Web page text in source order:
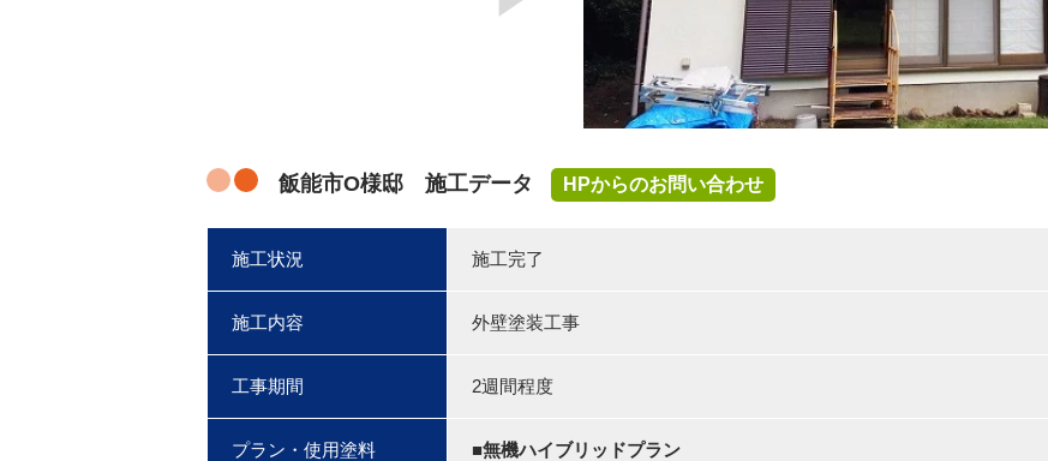
飯能市O様邸 施工データ HPからのお問い合わせ
施工状況 施工完了
施工内容 外壁塗装工事
工事期間 2週間程度
プラン・使用塗料
■無機ハイブリッドプラン